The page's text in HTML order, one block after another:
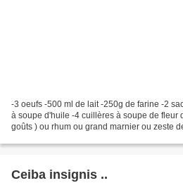
-3 oeufs -500 ml de lait -250g de farine -2
à soupe d'huile -4 cuillères à soupe de fleur
goûts ) ou rhum ou grand marnier ou zeste
Ceiba insignis ..